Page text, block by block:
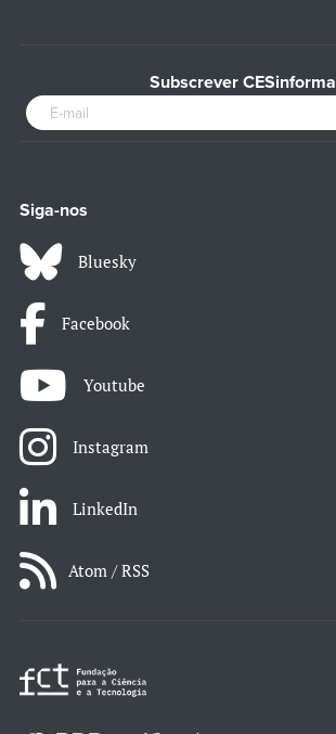
Subscrever CESinforma
Siga-nos
Bluesky
Facebook
Youtube
Instagram
LinkedIn
Atom / RSS